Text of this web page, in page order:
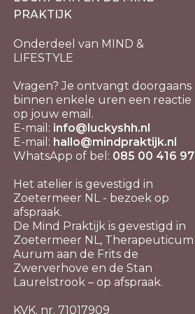
PRAKTIJK
Onderdeel van MIND &
LIFESTYLE
Vragen? Je ontvangt doorgaans
binnen enkele uren een reactie
op jouw email.
E-mail: info@luckyshh.nl
E-mail: hallo@mindpraktijk.nl
WhatsApp of bel: 085 00 416 97
Het atelier is gevestigd in
Zoetermeer NL - bezoek op
afspraak.
De Mind Praktijk is gevestigd in
Zoetermeer NL, Therapeuticum
Aurum aan de Frits de
Zwerverhove en de Stan
Laurelstrook – op afspraak.
KVK. nr. 71017909